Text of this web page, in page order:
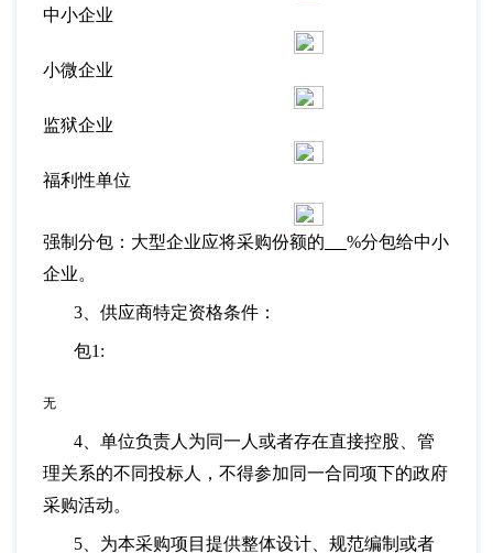
中小企业
小微企业
监狱企业
福利性单位
强制分包：大型企业应将采购份额的
%分包给中小
企业。
3、供应商特定资格条件：
包1:
无
4、单位负责人为同一人或者存在直接控股、管
理关系的不同投标人，不得参加同一合同项下的政府
采购活动。
5、为本采购项目提供整体设计、规范编制或者